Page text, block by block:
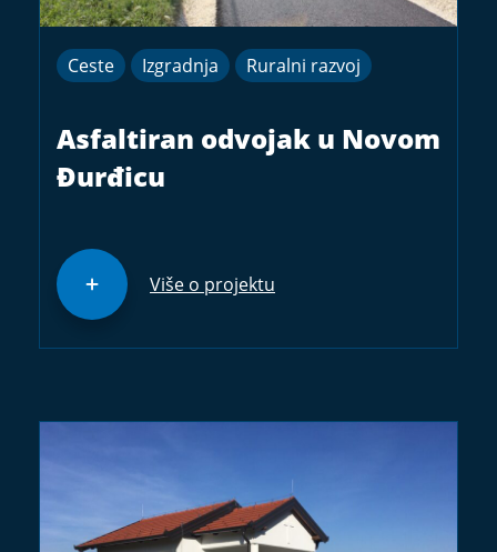
Ceste Izgradnja Ruralni razvoj
Asfaltiran odvojak u Novom
Đurđicu
Više o projektu